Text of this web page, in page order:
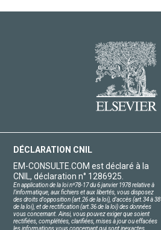
DÉCLARATION CNIL
EM-CONSULTE.COM est déclaré à la
CNIL, déclaration n° 1286925.
En application de la loi nº78-17 du 6 janvier 1978 relative à
l'informatique, aux fichiers et aux libertés, vous disposez
des droits d'opposition (art.26 de la loi), d'accès (art.34 à 38
de la loi), et de rectification (art.36 de la loi) des données
vous concernant. Ainsi, vous pouvez exiger que soient
rectifiées, complétées, clarifiées, mises à jour ou effacées
les informations vous concernant qui sont inexactes,